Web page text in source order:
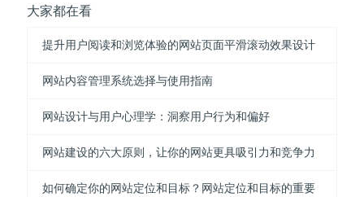
大家都在看
提升用户阅读和浏览体验的网站页面平滑滚动效果设计
网站内容管理系统选择与使用指南
网站设计与用户心理学：洞察用户行为和偏好
网站建设的六大原则，让你的网站更具吸引力和竞争力
如何确定你的网站定位和目标？网站定位和目标的重要